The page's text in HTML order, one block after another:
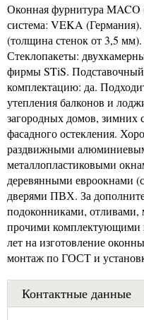
Оконная фурнитура
система: VEKA
(толщина стенок от 3,5
Стеклопакеты:
фирмы STiS.
комплектацию: да.
утепления балконов и
загородных домов, зимних
фасадного остекления.
раздвижными
металлопластиковыми
деревянными евроокнами
дверями ПВХ. За
подоконниками,
прочими комплектующими
лет на изготовление
монтаж по ГОСТ и
Контактные данные